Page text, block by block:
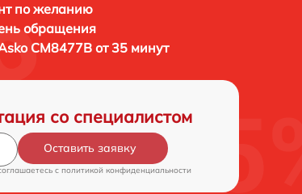
по желанию
обращения
CM8477B от 35 минут
со специалистом
Оставить заявку
c политикой конфиденциальности